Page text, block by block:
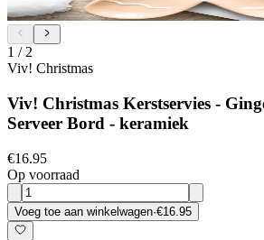
1 /2
Viv! Christmas
Viv! Christmas Kerstservies -
Serveer Bord - keramiek
€16.95
Op voorraad
Voeg toe aan winkelwagen·€16.95